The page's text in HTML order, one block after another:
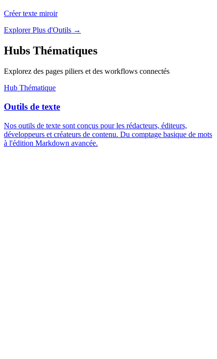
Créer texte miroir
Explorer Plus d'Outils →
Hubs Thématiques
Explorez des pages piliers et des workflows connectés
Hub Thématique
Outils de texte
Nos outils de texte sont conçus pour les rédacteurs, éditeurs,
développeurs et créateurs de contenu. Du comptage basique de mots
à l'édition Markdown avancée.